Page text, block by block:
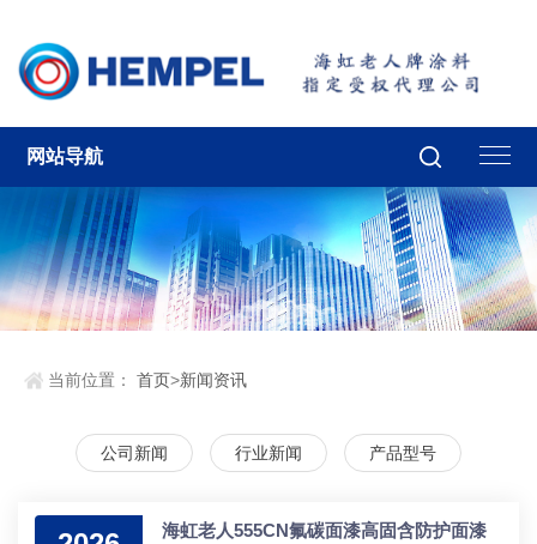
网站导航
当前位置：首页>新闻资讯
公司新闻 行业新闻 产品型号
海虹老人555CN氟碳面漆高固含防护面漆